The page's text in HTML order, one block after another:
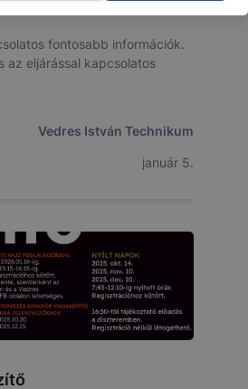
fontosabb információk.
az eljárással kapcsolatos
Vedres István Technikum
január 5.